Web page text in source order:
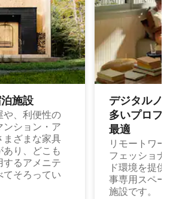
施⁠設
や、利便性の
ション・ア
まざまな家具
り、どこも
るアメニテ
てそろってい
デジタルノ
多⁠いプ⁠ロ⁠フ⁠
最⁠適
リモートワー
フェッショナ
ド環境を提供
事専用スペー
施設です。